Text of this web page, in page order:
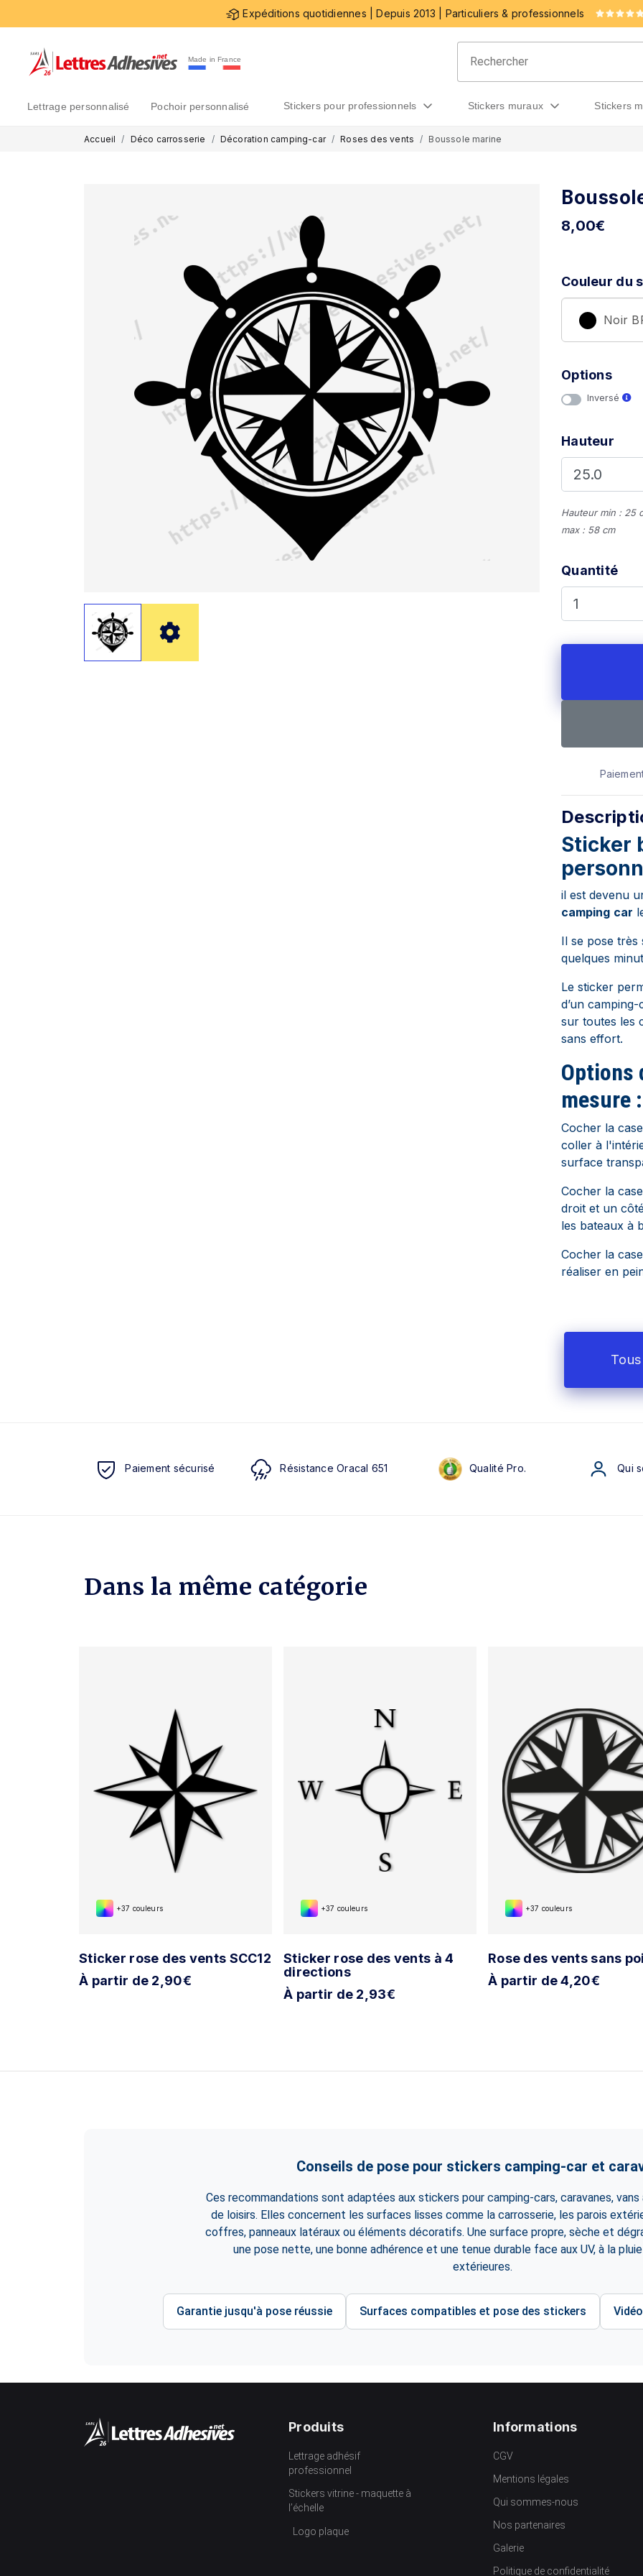
Expéditions quotidiennes | Depuis 2013 | Particuliers & professionnels
Made in France
lettrage personnalisé pochoir personnalisé stickers pour professionnels stickers muraux stickers
Accueil Déco carrosserie Décoration camping-car Roses des vents Boussole marine
8,00€
Couleur du
Noir
Options
Inversé
Hauteur
Hauteur min : 25
max : 58 cm
Quantité
Sticker
il est devenu
camping car
Il se pose très
quelques
Le sticker
d’un
sur toutes les
sans effort.
Options
mesure :
Cocher la
coller à
surface
Cocher la
droit et un
les bateaux à
Cocher la
réaliser en
Paiement sécurisé Résistance Oracal 651 Qualité Pro. Qui
Dans la même catégorie
+37 couleurs
Sticker rose des vents SCC12
À partir de 2,90€
+37 couleurs
Sticker rose des vents à 4
directions
À partir de 2,93€
+37 couleurs
Rose des vents sans
À partir de 4,20€
Conseils de pose pour stickers camping-car et
Ces recommandations sont adaptées aux stickers pour camping-cars, caravanes,
de loisirs. Elles concernent les surfaces lisses comme la carrosserie, les parois
coffres, panneaux latéraux ou éléments décoratifs. Une surface propre, sèche et
une pose nette, une bonne adhérence et une tenue durable face aux UV, à la
extérieures.
Garantie jusqu'à pose réussie Surfaces compatibles et pose des stickers
Produits
Lettrage adhésif
professionnel
Stickers vitrine - maquette à
l’échelle
Logo plaque
Informations
CGV
Mentions légales
Qui sommes-nous
Nos partenaires
Galerie
Politique de confidentialité